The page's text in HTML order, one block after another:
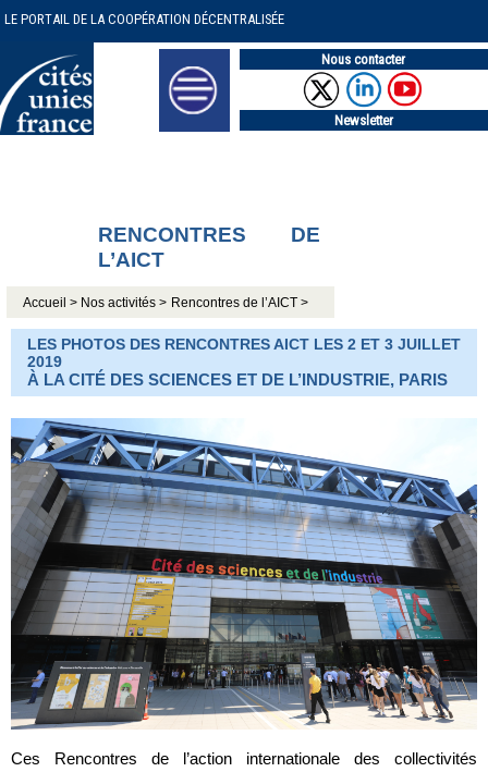
LE PORTAIL DE LA COOPÉRATION DÉCENTRALISÉE
Nous contacter
Newsletter
RENCONTRES DE
L’AICT
Accueil > Nos activités > Rencontres de l’AICT >
LES PHOTOS DES RENCONTRES AICT LES 2 ET 3 JUILLET
2019
À LA CITÉ DES SCIENCES ET DE L’INDUSTRIE, PARIS
Ces Rencontres de l’action internationale des collectivités